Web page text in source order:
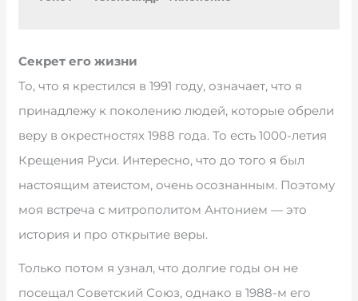
Секрет его жизни
То, что я крестился в 1991 году, означает, что я
принадлежу к поколению людей, которые обрели
веру в окрестностях 1988 года. То есть 1000-летия
Крещения Руси. Интересно, что до того я был
настоящим атеистом, очень осознанным. Поэтому
моя встреча с митрополитом Антонием — это
история и про открытие веры.
Только потом я узнал, что долгие годы он не
посещал Советский Союз, однако в 1988-м его